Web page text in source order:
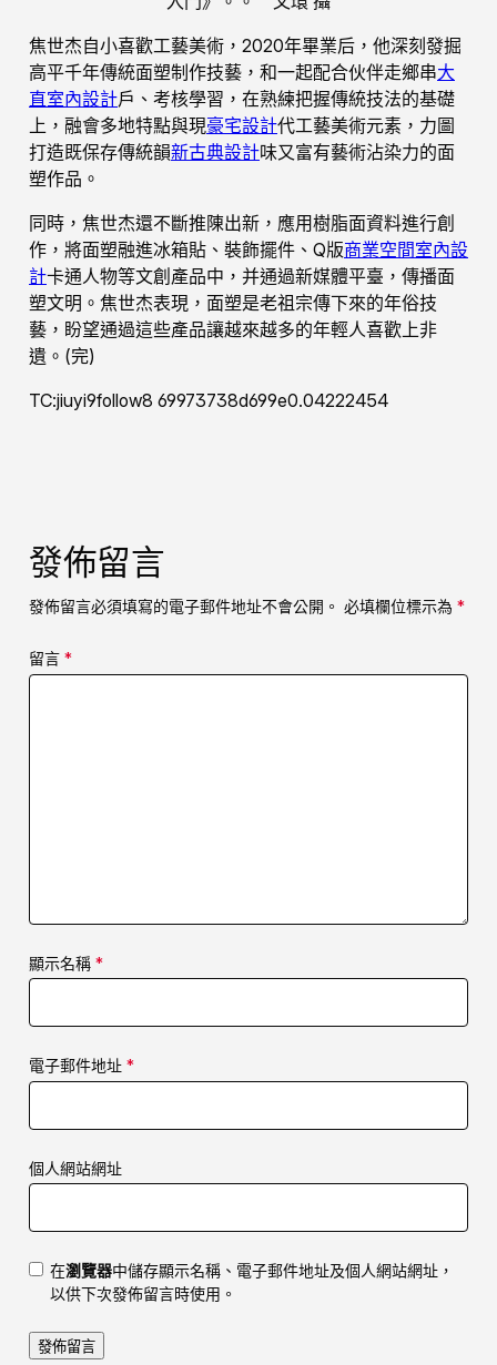
焦世杰自小喜歡工藝美術，2020年畢業后，他深刻發掘
高平千年傳統面塑制作技藝，和一起配合伙伴走鄉串大
直室內設計戶、考核學習，在熟練把握傳統技法的基礎
上，融會多地特點與現豪宅設計代工藝美術元素，力圖
打造既保存傳統韻新古典設計味又富有藝術沾染力的面
塑作品。
同時，焦世杰還不斷推陳出新，應用樹脂面資料進行創
作，將面塑融進冰箱貼、裝飾擺件、Q版商業空間室內設
計卡通人物等文創產品中，并通過新媒體平臺，傳播面
塑文明。焦世杰表現，面塑是老祖宗傳下來的年俗技
藝，盼望通過這些產品讓越來越多的年輕人喜歡上非
遺。(完)
TC:jiuyi9follow8 69973738d699e0.04222454
發佈留言
發佈留言必須填寫的電子郵件地址不會公開。 必填欄位標示為 *
留言 *
顯示名稱 *
電子郵件地址 *
個人網站網址
在瀏覽器中儲存顯示名稱、電子郵件地址及個人網站網址，
以供下次發佈留言時使用。